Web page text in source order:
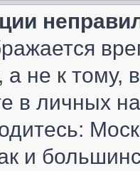
а не к тому,
в личных
и